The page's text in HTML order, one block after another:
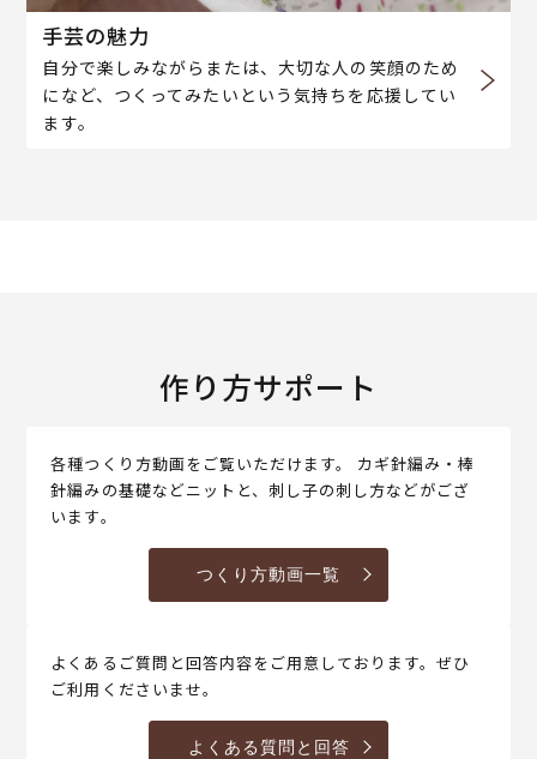
手芸の魅力
自分で楽しみながらまたは、大切な人の笑顔のため
になど、つくってみたいという気持ちを応援してい
ます。
作り方サポート
各種つくり方動画をご覧いただけます。 カギ針編み・棒
針編みの基礎などニットと、刺し子の刺し方などがござ
います。
つくり方動画一覧
よくあるご質問と回答内容をご用意しております。ぜひ
ご利用くださいませ。
よくある質問と回答